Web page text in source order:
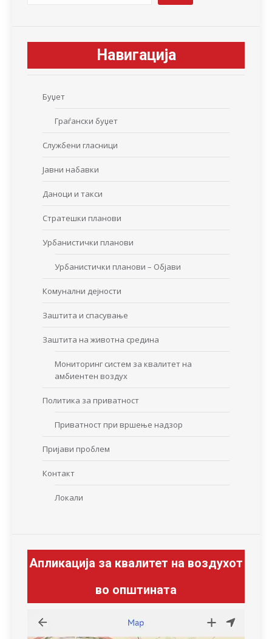
Навигација
Буџет
Граѓански буџет
Службени гласници
Јавни набавки
Даноци и такси
Стратешки планови
Урбанистички планови
Урбанистички планови – Објави
Комунални дејности
Заштита и спасување
Заштита на животна средина
Мониторинг систем за квалитет на
амбиентен воздух
Политика за приватност
Приватност при вршење надзор
Пријави проблем
Контакт
Локали
Апликација за квалитет на воздухот
во општината